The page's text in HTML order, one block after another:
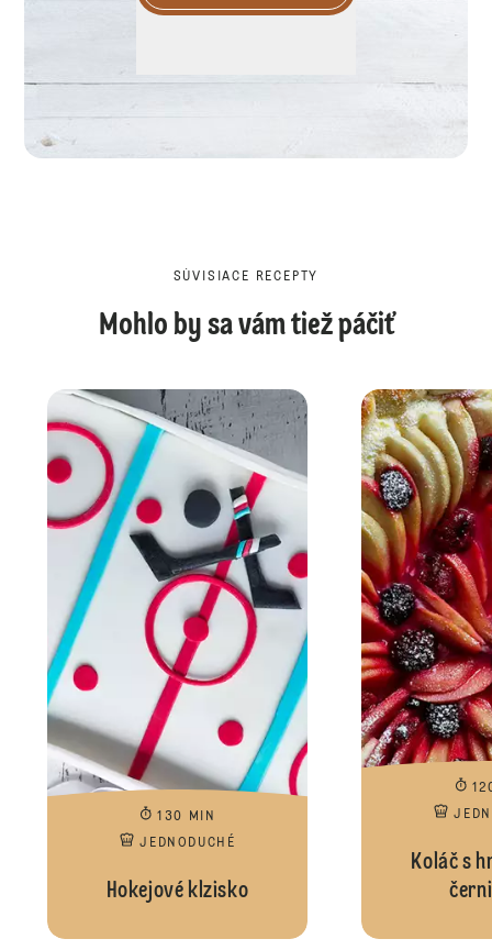
SÚVISIACE RECEPTY
Mohlo by sa vám tiež páčiť
130 MIN
JEDNODUCHÉ
Hokejové klzisko
Koláč s